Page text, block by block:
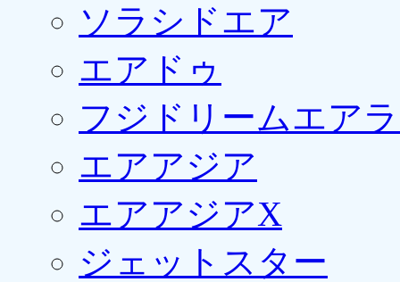
ソラシドエア
エアドゥ
フジドリームエア
エアアジア
エアアジアX
ジェットスター